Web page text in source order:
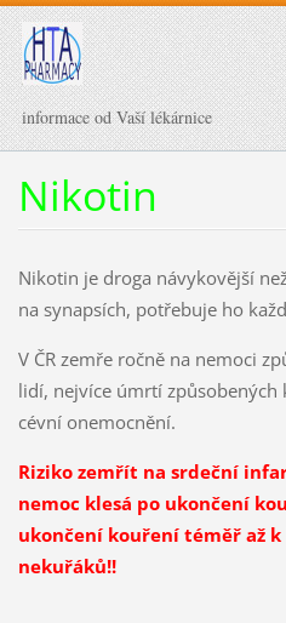
informace od Vaší lékárnice
Nikotin
Nikotin je droga návykovější
na synapsích, potřebuje ho
V ČR zemře ročně na nemoci
lidí, nejvíce úmrtí způsobených
cévní onemocnění.
Riziko zemřít na srdeční
nemoc klesá po ukončení
ukončení kouření téměř až
nekuřáků!!